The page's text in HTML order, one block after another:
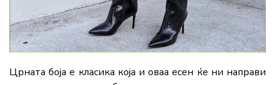
Црната боја е класика која и оваа есен ќе ни направи